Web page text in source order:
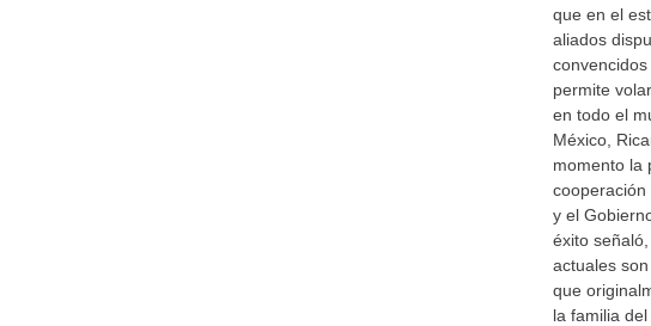
que en el
aliados
permite
en todo el
México,
momento la
cooperación
y el
éxito
actuales
que
la familia